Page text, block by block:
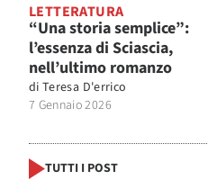
LETTERATURA
“Una storia semplice”:
l’essenza di Sciascia,
nell’ultimo romanzo
di Teresa D'errico
7 Gennaio 2026
TUTTI I POST